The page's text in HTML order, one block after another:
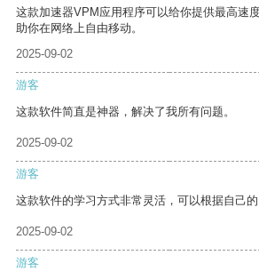
这款加速器VPM应用程序可以给你提供最高速
助你在网络上自由移动。
2025-09-02
游客
这款软件简直是神器，解决了我所有问题。
2025-09-02
游客
这款软件的学习方式非常灵活，可以根据自己的
2025-09-02
游客